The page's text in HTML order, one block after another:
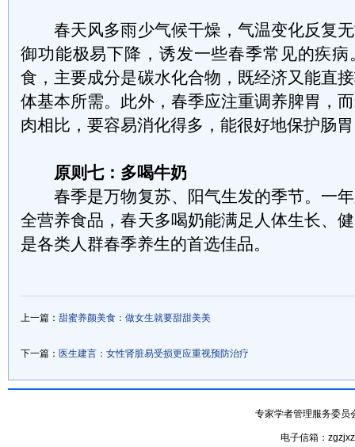
春天风多雨少气候干燥，气温变化反复无
御功能极易下降，诱发一些春季常见的疾
食，主要成分是碳水化合物，既经济又能直
体基本所需。此外，春季应注重调养脾胃，
肉相比，要容易消化得多，能很好地保护肠
原则七：多喝牛奶
春季是万物复苏、阳气生发的季节。一年
全营养食品，春天多喝奶能满足人体生长、
是各类人群春季养生的首选佳品。
上一篇： 甜蜜养颜美食：做女生就要甜甜美美
下一篇： 医生建言：女性肾脏易受损更应重视预防治疗
专家学者管理服务委员
电子信箱：